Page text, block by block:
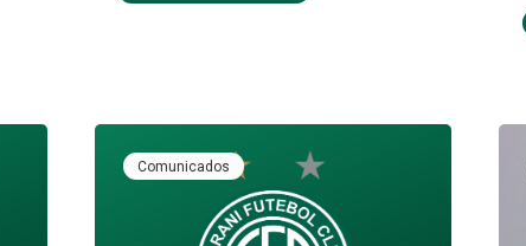
Comunicados